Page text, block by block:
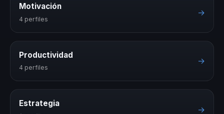
Motivación
4 perfiles
→
Productividad
4 perfiles
→
Estrategia
→